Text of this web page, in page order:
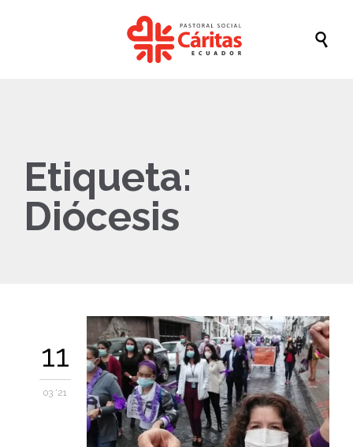

Etiqueta:
Diócesis
11
03 '21